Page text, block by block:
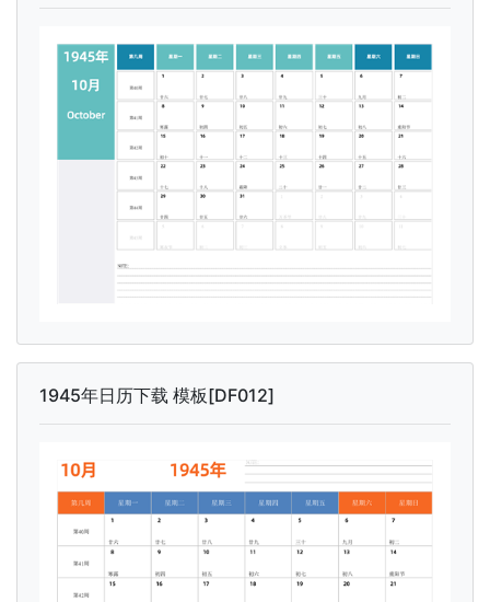
1945年日历下载 模板[DF012]